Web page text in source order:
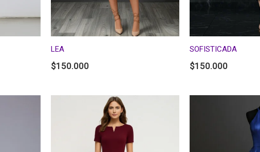
LEA
$150.000
SOFISTICADA
$150.000